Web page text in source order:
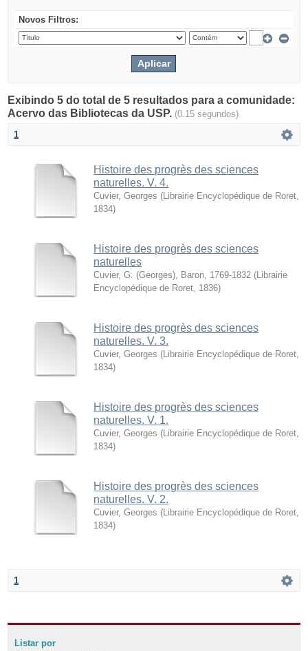
Novos Filtros:
Exibindo 5 do total de 5 resultados para a comunidade:
Acervo das Bibliotecas da USP. (0.15 segundos)
1
Histoire des progrès des sciences
naturelles. V. 4.
Cuvier, Georges ( Librairie Encyclopédique de Roret
1834)
Histoire des progrès des sciences
naturelles
Cuvier, G. (Georges), Baron, 1769-1832 ( Librairie
Encyclopédique de Roret 1836)
Histoire des progrès des sciences
naturelles. V. 3.
Cuvier, Georges ( Librairie Encyclopédique de Roret
1834)
Histoire des progrès des sciences
naturelles. V. 1.
Cuvier, Georges ( Librairie Encyclopédique de Roret
1834)
Histoire des progrès des sciences
naturelles. V. 2.
Cuvier, Georges ( Librairie Encyclopédique de Roret
1834)
1
Listar por